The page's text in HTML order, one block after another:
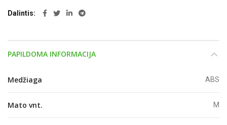
Dalintis
PAPILDOMA INFORMACIJA
Medžiaga ABS
Mato vnt. M